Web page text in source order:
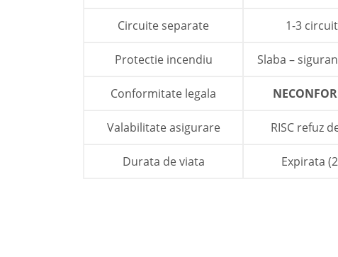
Circuite separate 1-3
Protectie incendiu Slaba –
Conformitate legala
Valabilitate asigurare RISC refuz
Durata de viata Expirata